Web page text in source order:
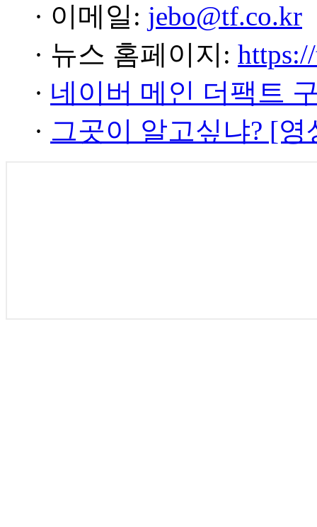
· 이메일: jebo@tf.co.kr
· 뉴스 홈페이지:
· 네이버 메인 더팩트
· 그곳이 알고싶냐? [